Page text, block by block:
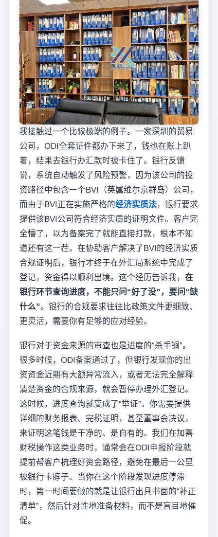
我接触过一个比较极端的例子。一家深圳的贸易
公司，ODI全套证件都办下来了，钱也在账上趴
着，结果去银行办汇款时被卡住了。银行反馈
说，系统自动触发了风险预警，因为该公司的投
资路径中包含一个BVI（英属维尔京群岛）公司，
而由于BVI正在实施严格的经济实质法，银行要求
提供该BVI公司符合经济实质的证明文件。客户完
全懵了，以为备案完了就能直接打款，根本不知
道还有这一茬。在协助客户解决了BVI的经济实质
合规证明后，银行才终于在外汇局系统中完成了
登记，资金得以顺利出境。这个经历告诉我， 在
银行环节查询进度，不能只问“好了没”，要问“缺
什么”。银行的合规要求往往比政策文件更细致、
更灵活，需要你有足够的应对经验。
银行对于资金来源的审查也是进度的“杀手锏”。
很多时候，ODI备案通过了，但银行发现你的出
资资金近期有大额异常流入，或者无法完全解释
清楚资金的合规来源，就会暂停办理外汇登记。
这时候，进度查询就变成了“举证”。你需要提供
详细的财务报表、完税证明，甚至董事会决议，
来证明这笔钱是干净的、是自有的。我们在加喜
财税操作这类业务时，通常会在ODI申报阶段就
提前帮客户梳理好资金路径，避免在最后一公里
被银行卡脖子。当你在这个阶段发现进度停滞
时，第一时间要做的就是让银行出具书面的“补正
清单”，然后针对性地准备材料，而不是盲目地催
促。